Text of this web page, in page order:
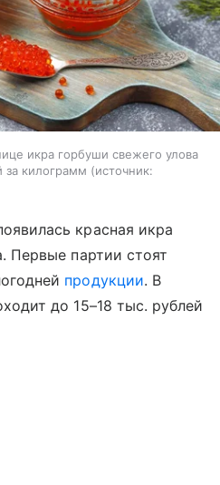
икра горбуши свежего улова
за килограмм
источник:
красная икра
Первые партии стоят
продукции. В
до 15–18 тыс. рублей